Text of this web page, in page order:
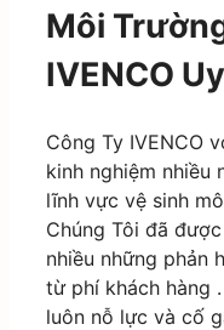
Môi
IVENCO
Công Ty IVENCO
kinh nghiệm nhiều
lĩnh vực vệ sinh
Chúng Tôi đã
nhiều những phản
từ phí khách hàng
luôn nỗ lực và cố